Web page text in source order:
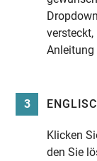
Anleitung
3
Klicken
den Sie